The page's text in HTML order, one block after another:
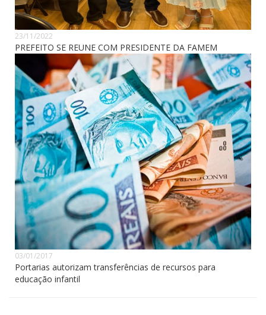
23/11/2022
PREFEITO SE REUNE COM PRESIDENTE DA FAMEM
03/01/2017
Portarias autorizam transferências de recursos para
educação infantil